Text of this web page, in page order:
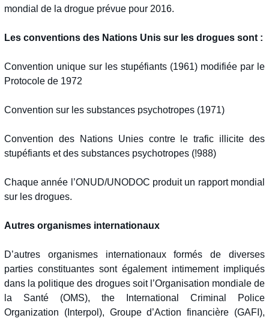
mondial de la drogue prévue pour 2016.
Les conventions des Nations Unis sur les drogues sont :
Convention unique sur les stupéfiants (1961) modifiée par le
Protocole de 1972
Convention sur les substances psychotropes (1971)
Convention des Nations Unies contre le trafic illicite des
stupéfiants et des substances psychotropes (!988)
Chaque année l’ONUD/UNODOC produit un rapport mondial
sur les drogues.
Autres organismes internationaux
D’autres organismes internationaux formés de diverses
parties constituantes sont également intimement impliqués
dans la politique des drogues soit l’Organisation mondiale de
la Santé (OMS), the International Criminal Police
Organization (Interpol), Groupe d’Action financière (GAFI),